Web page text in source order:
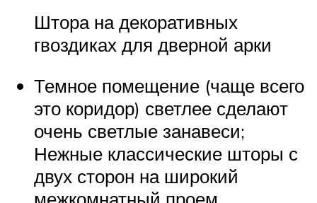
Штора на декоративных
гвоздиках для дверной арки
Темное помещение (чаще всего
это коридор) светлее сделают
очень светлые занавеси;
Нежные классические шторы с
двух сторон на широкий
межкомнатный проем